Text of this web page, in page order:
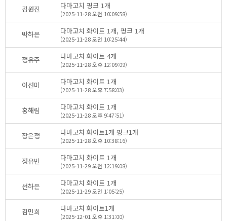
김원진 다마고치핑크1개
(2025-11-28오전10:09:58)
박하은 다마고치화이트1개,핑크1개
(2025-11-28오전10:25:44)
정유주 다마고치화이트4개
(2025-11-28오후12:09:09)
이선미 다마고치화이트1개
(2025-11-28오후7:58:03)
홍해림 다마고치화이트1개
(2025-11-28오후9:47:51)
장은정 다마고치화이트1개핑크1개
(2025-11-28오후10:38:16)
정유빈 다마고치화이트1개
(2025-11-29오전12:19:08)
선하은 다마고치화이트1개
(2025-11-29오전1:05:25)
김민희 다마고치화이트1개
(2025-12-01오후1:31:00)